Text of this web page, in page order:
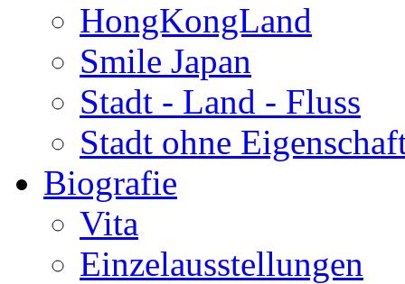
HongKongLand
Smile Japan
Stadt - Land - Fluss
Stadt ohne
Biografie
Vita
Einzelausstellungen